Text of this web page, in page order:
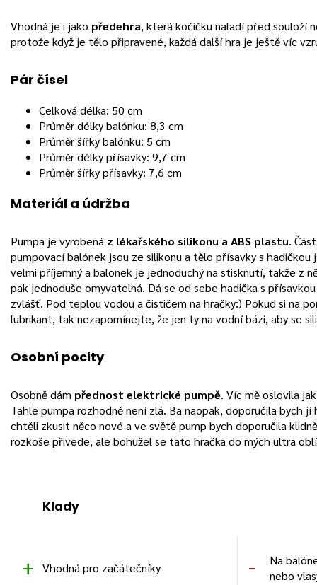
Vhodná je i jako předehra, která kočičku naladí před souloží
protože když je tělo připravené, každá další hra je ještě víc
Pár čísel
Celková délka: 50 cm
Průměr délky balónku: 8,3 cm
Průměr šířky balónku: 5 cm
Průměr délky přísavky: 9,7 cm
Průměr šířky přísavky: 7,6 cm
Materiál a údržba
Pumpa je vyrobená z lékařského silikonu a ABS plastu.
pumpovací balónek jsou ze silikonu a tělo přísavky s hadičkou
velmi příjemný a balonek je jednoduchý na stisknutí, takže z
pak jednoduše omyvatelná. Dá se od sebe hadička s
zvlášť. Pod teplou vodou a čističem na hračky:) Pokud si na
lubrikant, tak nezapomínejte, že jen ty na vodní bázi, aby se
Osobní pocity
Osobně dám přednost elektrické pumpě. Víc mě oslovila
Tahle pumpa rozhodně není zlá. Ba naopak, doporučila bych
chtěli zkusit něco nové a ve světě pump bych doporučila
rozkoše přivede, ale bohužel se tato hračka do mých ultra
Klady
Vhodná pro začátečníky
Na
nebo